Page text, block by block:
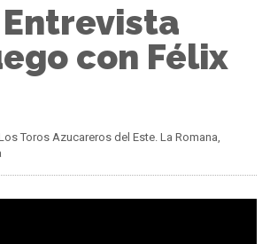
con Félix
Toros Azucareros del Este. La Romana,